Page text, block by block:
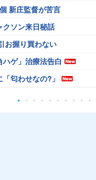
新庄監督が苦言
クソン来日秘話
お握り買わない
ゲ」治療法告白
匂わせなの?」